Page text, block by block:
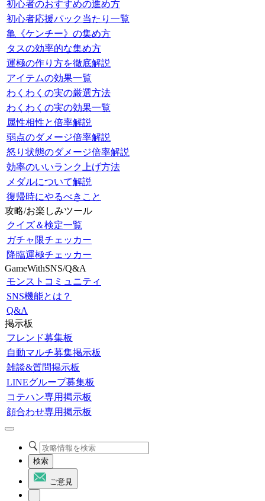
初心者のおすすめの進め方
初心者応援パック当たり一覧
亀《ケンチー》の集め方
タスの効率的な集め方
運極の作り方を徹底解説
アイテムの効果一覧
わくわくの実の厳選方法
わくわくの実の効果一覧
属性相性と倍率解説
弱点のダメージ倍率解説
怒り状態のダメージ倍率解説
効率のいいランク上げ方法
メダルについて解説
復帰時にやるべきこと
攻略/お楽しみツール
クイズ＆検定一覧
ガチャ限チェッカー
降臨運極チェッカー
GameWithSNS/Q&A
モンストコミュニティ
SNS機能とは？
Q&A
掲示板
フレンド募集板
自動マルチ募集掲示板
雑談&質問掲示板
LINEグループ募集板
コテハン専用掲示板
顔合わせ専用掲示板
検索
ご意見